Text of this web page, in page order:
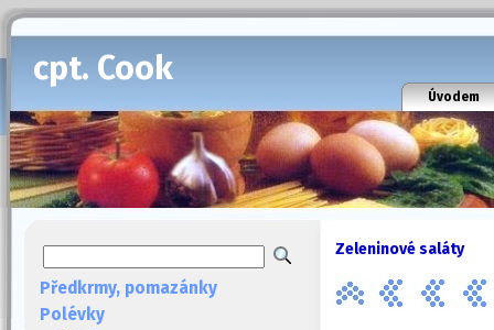
cpt. Cook
Úvodem
Předkrmy, pomazánky
Polévky
Zeleninové saláty